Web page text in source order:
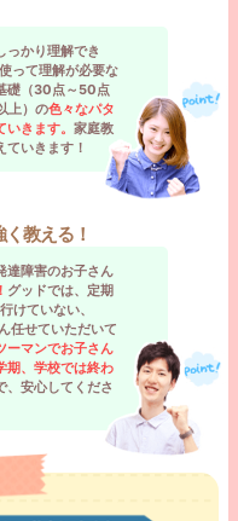
っかり理解でき
って理解が必要な
礎（30点～50点
上）の色々なパタ
きます。 家庭教
いきます！
教える！
達障害のお子さん
グッドでは、定期
けていない、
任せていただいて
ーマンでお子さん
期、学校では終わ
、安心してくださ